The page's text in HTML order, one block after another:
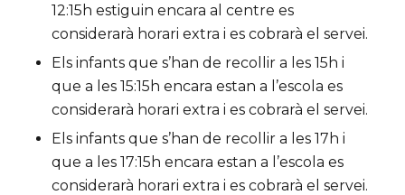
12:15h estiguin encara al centre es
considerarà horari extra i es cobrarà el servei.
Els infants que s’han de recollir a les 15h i
que a les 15:15h encara estan a l’escola es
considerarà horari extra i es cobrarà el servei.
Els infants que s’han de recollir a les 17h i
que a les 17:15h encara estan a l’escola es
considerarà horari extra i es cobrarà el servei.